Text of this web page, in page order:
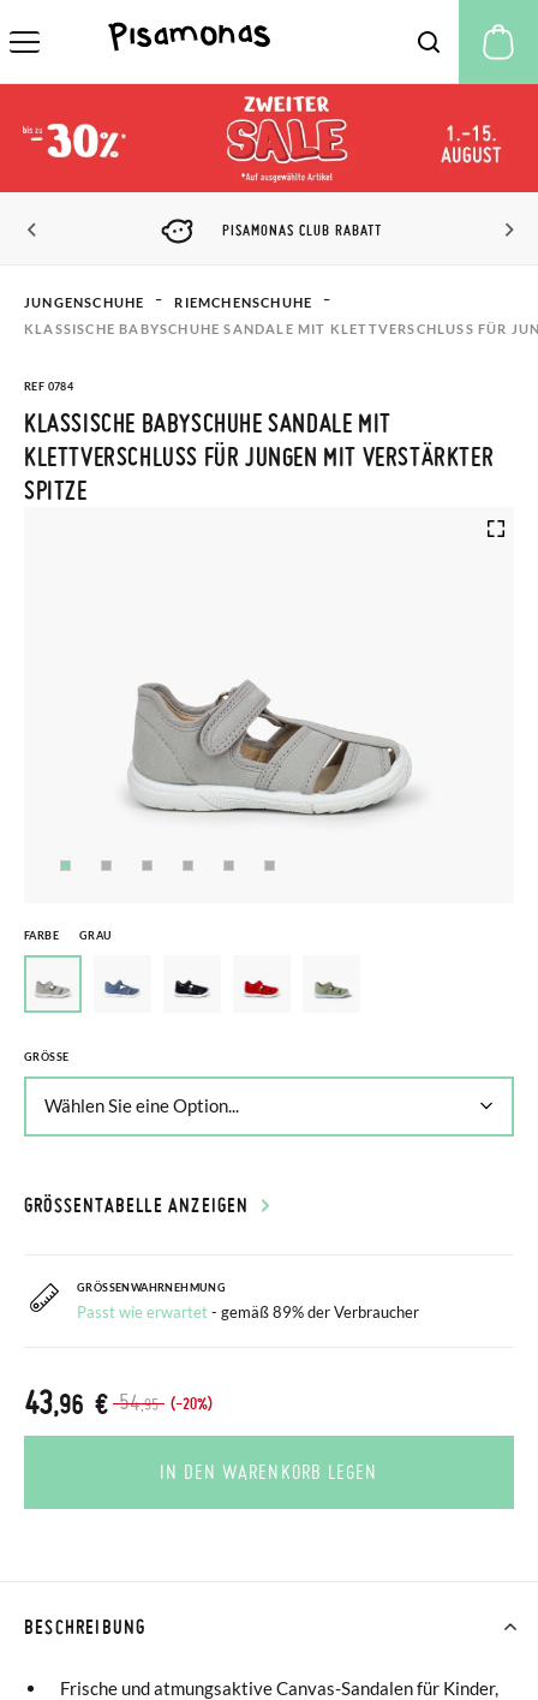
PISAMONAS CLUB RABATT
JUNGENSCHUHE
RIEMCHENSCHUHE
KLASSISCHE BABYSCHUHE SANDALE MIT KLETTVERSCHLUSS FÜR
REF 0784
KLASSISCHE BABYSCHUHE SANDALE MIT
KLETTVERSCHLUSS FÜR JUNGEN MIT VERSTÄRKTER
SPITZE
FARBE GRAU
GRÖSSE
GRÖSSENTABELLE ANZEIGEN
GRÖSSENWAHRNEHMUNG
Passt wie erwartet- gemäß 89% der Verbraucher
54,95 (-20%)
43,96 €
IN DEN WARENKORB LEGEN
BESCHREIBUNG
Frische und atmungsaktive Canvas-Sandalen für Kinder,